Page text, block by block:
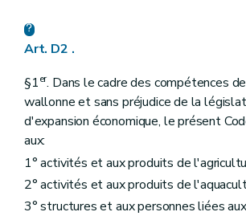
Art. D152
Art. D153
Art. D154
Art. D155
Art. D157
Art. D158
Art. D159
Sous-section 2 Compensation de
Art. D2 .
§1er. Dans le cadre des compétences
wallonne et sans préjudice de la
d'expansion économique, le présent
aux:
1° activités et aux produits de
2° activités et aux produits de
3° structures et aux personnes liées